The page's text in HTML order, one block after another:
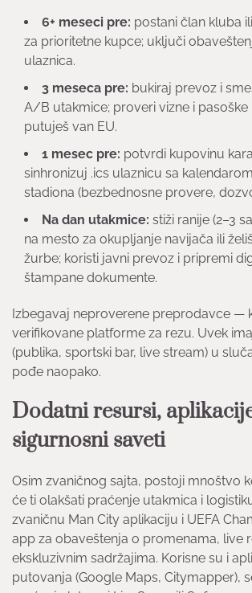
6+ meseci pre: postani član kluba
za prioritetne kupce; uključi
ulaznica.
3 meseca pre: bukiraj prevoz i
A/B utakmice; proveri vizne i pasoške
putuješ van EU.
1 mesec pre: potvrdi kupovinu
sinhronizuj .ics ulaznicu sa
stadiona (bezbednosne provere,
Na dan utakmice: stiži ranije (2–3
na mesto za okupljanje navijača ili
žurbe; koristi javni prevoz i pripremi
štampane dokumente.
Izbegavaj neproverene preprodavce —
verifikovane platforme za rezu. Uvek
(publika, sportski bar, live stream) u
pođe naopako.
Dodatni resursi,
sigurnosni saveti
Osim zvaničnog sajta, postoji mnoštvo
će ti olakšati praćenje utakmica i
zvaničnu Man City aplikaciju i UEFA
app za obaveštenja o promenama, live
ekskluzivnim sadržajima. Korisne su i
putovanja (Google Maps, Citymapper),